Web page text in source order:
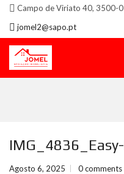
Campo de Viriato 40, 3500-
jomel2@sapo.pt
Agosto 6, 2025 0 comments